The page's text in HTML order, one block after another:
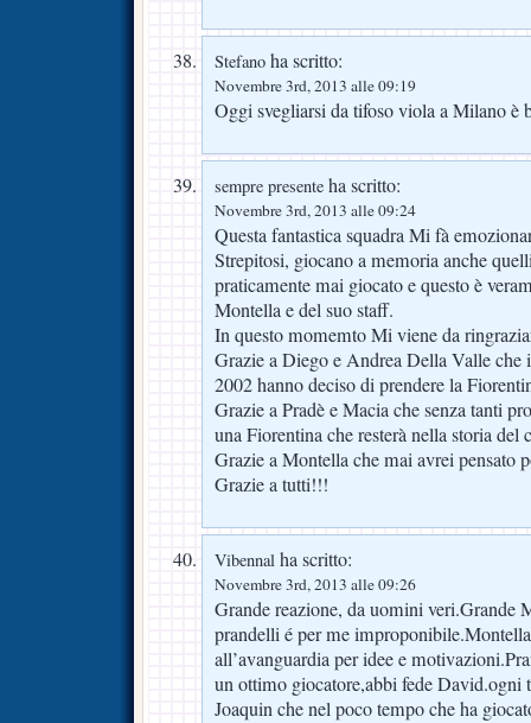
Stefano ha scritto:
Novembre 3rd, 2013 alle 09:19
Oggi svegliarsi da tifoso viola a Milano
sempre presente ha scritto:
Novembre 3rd, 2013 alle 09:24
Questa fantastica squadra Mi fà
Strepitosi, giocano a memoria anche
praticamente mai giocato e questo è
Montella e del suo staff.
In questo momemto Mi viene da
Grazie a Diego e Andrea Della Valle che
2002 hanno deciso di prendere la
Grazie a Pradè e Macia che senza tanti
una Fiorentina che resterà nella storia del
Grazie a Montella che mai avrei pensato
Grazie a tutti!!!
Vibennal ha scritto:
Novembre 3rd, 2013 alle 09:26
Grande reazione, da uomini veri.Grande
prandelli é per me
all’avanguardia per idee e
un ottimo giocatore,abbi fede David.ogni
Joaquin che nel poco tempo che ha